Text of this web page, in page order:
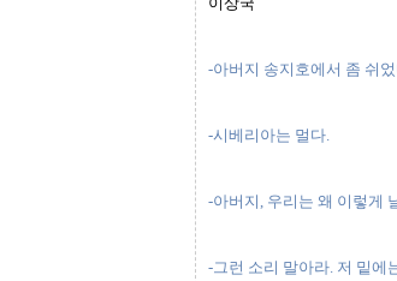
-아버지 송지호에서 좀 쉬
-시베리아는 멀다.
-아버지, 우리는 왜 이렇게
-그런 소리 말아라. 저 밑에